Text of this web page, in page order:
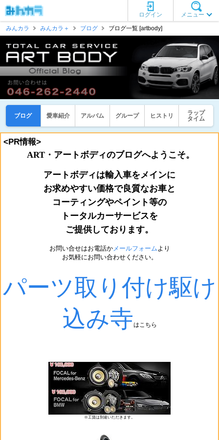
メニュー
ログイン
みんカラ
みんカラ＋ ブログ ブログ一覧 [artbody]
ブログ 愛車紹介 アルバム グループ ヒストリ
ラップ
タイム
<PR情報>
ART・アートボディのブログへようこそ。
アートボディは輸入車をメインに
お求めやすい価格で良質なお車と
コーティングやペイント等の
トータルカーサービスを
ご提供しております。
お問い合せはお電話かメールフォームより
お気軽にお問い合わせください。
パーツ取り付け駆け
込み寺はこちら
※工賃は別途いただきます。